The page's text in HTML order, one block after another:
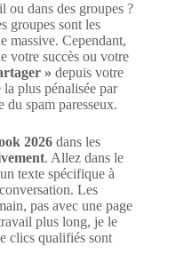
ou dans des groupes ?
groupes sont les
massive. Cependant,
votre succès ou votre
» depuis votre
plus pénalisée par
du spam paresseux.
2026 dans les
. Allez dans le
texte spécifique à
Les
pas avec une page
plus long, je le
clics qualifiés sont